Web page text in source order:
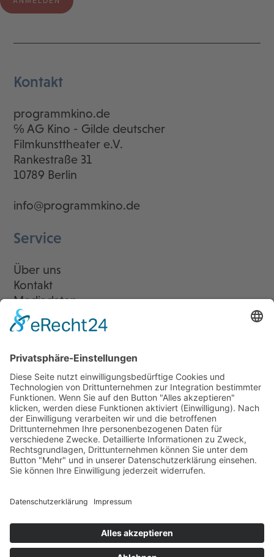
Kontakt
programmkino.de
℅ AG Kino - Gilde deutscher
Filmkunsttheater e.V.
Rankestraße 31
10789 Berlin
info@programmkino.de
Service
Über uns
Kontakt
Mediadaten
Newsletter
LogIn
Legal
Impressum
Datenschutzerklärung
Cookie-Einstellungen
Programmkino.de richtet sich an Film- und Kinobegeisterte jeden
Geschlechts. Zur besseren Lesbarkeit haben wir uns aber entschlossen,